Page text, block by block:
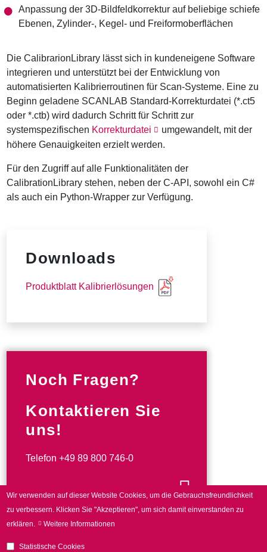
Anpassung der 3D-Bildfeldkorrektur auf beliebige schiefe
Ebenen, Zylinder-, Kegel- und Freiformoberflächen
Die CalibrarionLibrary lässt sich in kundeneigene Software
integrieren und unterstützt bei der Entwicklung von
automatisierten Kalibrierroutinen für Scan-Systeme. Eine zu
Beginn geladene SCANLAB Standard-Korrekturdatei (*.ct5
oder *.ctb) wird dadurch Schritt für Schritt zur
systemspezifischen Korrekturdatei
umgewandelt, mit der
höhere Genauigkeiten erzielt werden.
Für den Zugriff auf alle Funktionalitäten der
CalibrationLibrary stehen, neben der C-API, sowohl ein C#
als auch ein Python-Wrapper zur Verfügung.
Downloads
Produktblatt Kalibrierlösungen
Noch Fragen?
Kontaktieren Sie
uns!
Telefon+49 89 800 746-0
Wir verwenden auf dieser Website Cookies, um die Gebrauchsfreundlichkeit
zu verbessern. Klicken Sie "Akzeptieren", um sich damit einverstanden zu
erklären.
Weitere Informationen
Statistische Cookies